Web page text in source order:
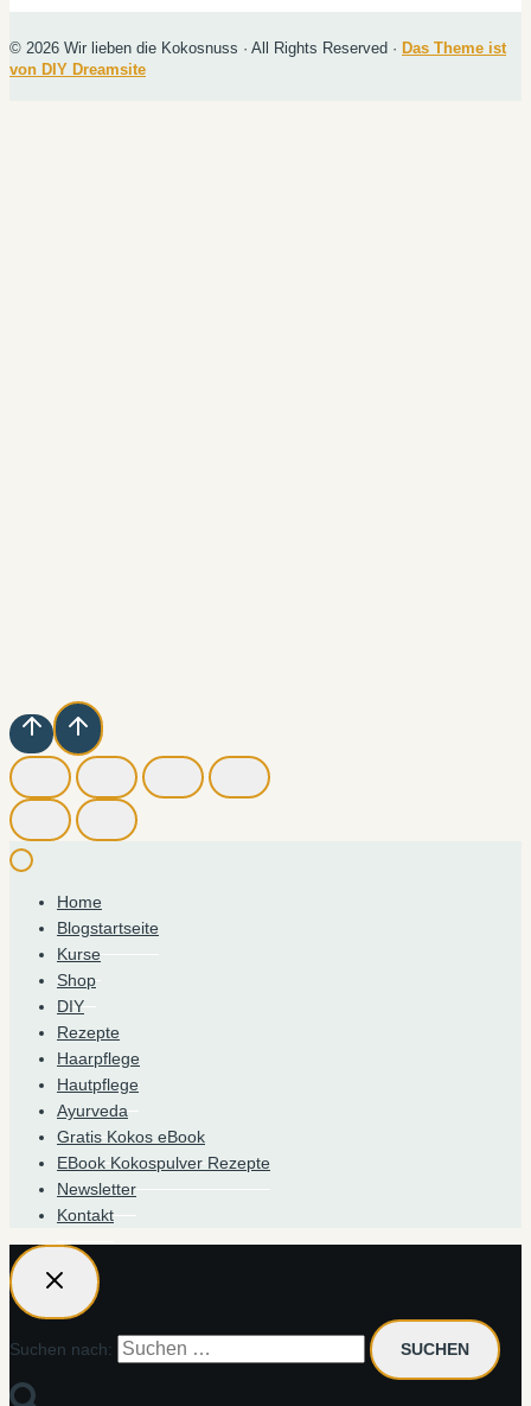
© 2026 Wir lieben die Kokosnuss · All Rights Reserved · Das Theme ist
von DIY Dreamsite
Home
Blogstartseite
Kurse
Shop
DIY
Rezepte
Haarpflege
Hautpflege
Ayurveda
Gratis Kokos eBook
EBook Kokospulver Rezepte
Newsletter
Kontakt
Suchen nach: